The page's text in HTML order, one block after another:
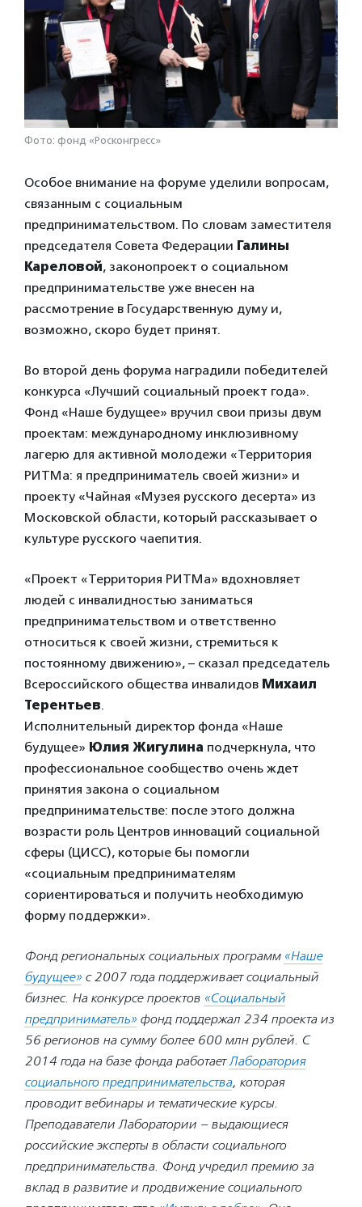
Фото: фонд «Росконгресс»
Особое внимание на форуме уделили вопросам,
связанным с социальным
предпринимательством. По словам заместителя
председателя Совета Федерации Галины
Кареловой, законопроект о социальном
предпринимательстве уже внесен на
рассмотрение в Государственную думу и,
возможно, скоро будет принят.
Во второй день форума наградили победителей
конкурса «Лучший социальный проект года».
Фонд «Наше будущее» вручил свои призы двум
проектам: международному инклюзивному
лагерю для активной молодежи «Территория
РИТМа: я предприниматель своей жизни» и
проекту «Чайная «Музея русского десерта» из
Московской области, который рассказывает о
культуре русского чаепития.
«Проект «Территория РИТМа» вдохновляет
людей с инвалидностью заниматься
предпринимательством и ответственно
относиться к своей жизни, стремиться к
постоянному движению», – сказал председатель
Всероссийского общества инвалидов Михаил
Терентьев.
Исполнительный директор фонда «Наше
будущее» Юлия Жигулина подчеркнула, что
профессиональное сообщество очень ждет
принятия закона о социальном
предпринимательстве: после этого должна
возрасти роль Центров инноваций социальной
сферы (ЦИСС), которые бы помогли
«социальным предпринимателям
сориентироваться и получить необходимую
форму поддержки».
Фонд региональных социальных программ «Наше
будущее» с 2007 года поддерживает социальный
бизнес. На конкурсе проектов «Социальный
предприниматель» фонд поддержал 234 проекта из
56 регионов на сумму более 600 млн рублей. С
2014 года на базе фонда работаетЛаборатория
социального предпринимательства, которая
проводит вебинары и тематические курсы.
Преподаватели Лаборатории – выдающиеся
российские эксперты в области социального
предпринимательства. Фонд учредил премию за
вклад в развитие и продвижение социального